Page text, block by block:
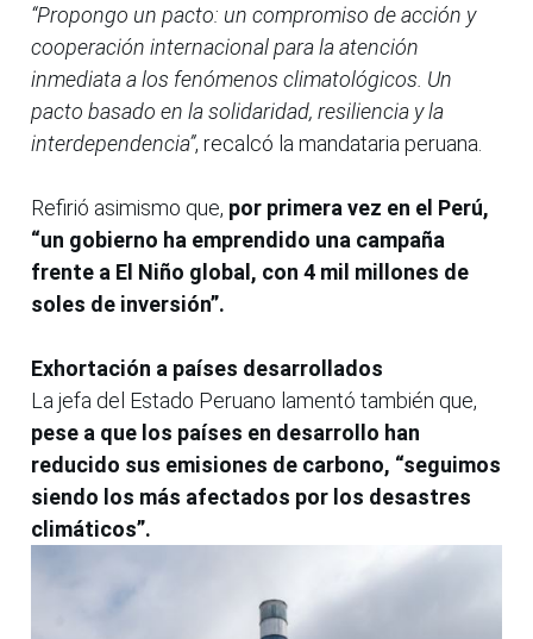
“Propongo un pacto: un compromiso de acción y
cooperación internacional para la atención
inmediata a los fenómenos climatológicos. Un
pacto basado en la solidaridad, resiliencia y la
interdependencia”, recalcó la mandataria peruana.
Refirió asimismo que, por primera vez en el Perú,
“un gobierno ha emprendido una campaña
frente a El Niño global, con 4 mil millones de
soles de inversión”.
Exhortación a países desarrollados
La jefa del Estado Peruano lamentó también que,
pese a que los países en desarrollo han
reducido sus emisiones de carbono, “seguimos
siendo los más afectados por los desastres
climáticos”.